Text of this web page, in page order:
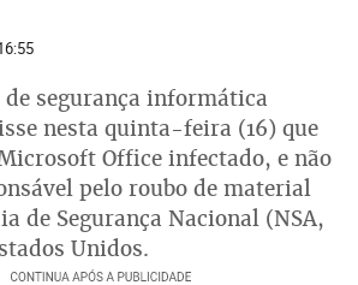
de segurança informática
nesta quinta-feira (16) que
Office infectado, e não
pelo roubo de material
de Segurança Nacional (NSA,
Unidos.